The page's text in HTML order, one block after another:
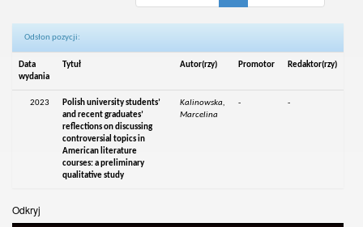
Odsłon pozycji:
Data
wydania
Tytuł Autor(rzy) Promotor Redaktor(rzy)
2023
Polish university students’
and recent graduates’
reflections on discussing
controversial topics in
American literature
courses: a preliminary
qualitative study
Kalinowska,
Marcelina
- -
Odkryj